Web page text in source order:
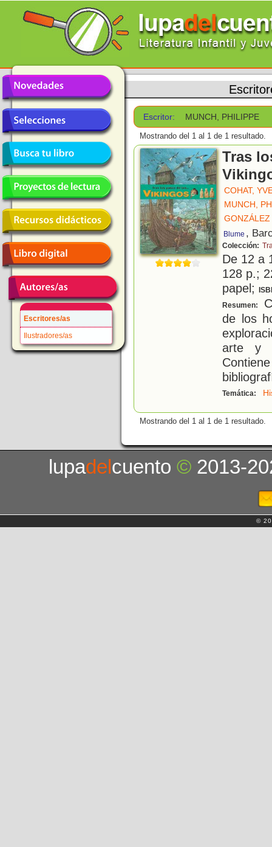
Escritores/as
Ilustradores/as
Escritor: MUNCH, PHILIPPE
Mostrando del 1 al 1 de 1 resultado.
Tras
COHAT,
MUNCH,
Blume ,
Colección:
De 12 a
128 p.;
papel;
Resumen:
de los
arte y
Temática:
Mostrando del 1 al 1 de 1 resultado.
lupadelcuento© 2013-
©